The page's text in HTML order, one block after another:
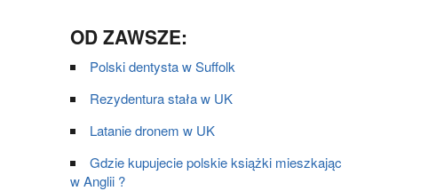
OD ZAWSZE:
Polski dentysta w Suffolk
Rezydentura stała w UK
Latanie dronem w UK
Gdzie kupujecie polskie książki mieszkając
w Anglii ?